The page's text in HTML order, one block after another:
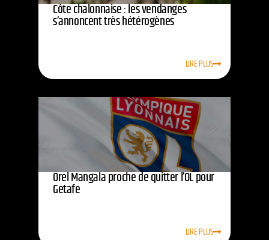
Côte chalonnaise : les vendanges
s’annoncent très hétérogènes
LIRE PLUS
Orel Mangala proche de quitter l’OL pour
Getafe
LIRE PLUS